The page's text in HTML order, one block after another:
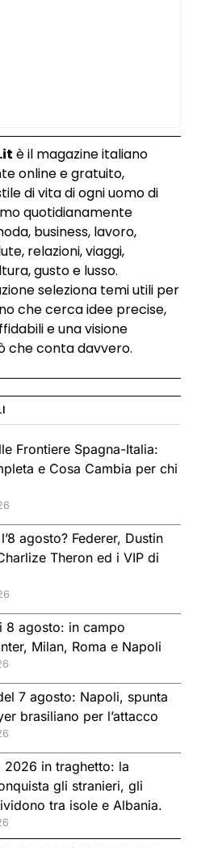
è il magazine italiano
online e gratuito,
di vita di ogni uomo di
quotidianamente
business, lavoro,
relazioni, viaggi,
gusto e lusso.
seleziona temi utili per
che cerca idee precise,
e una visione
che conta davvero.
Frontiere Spagna-Italia:
e Cosa Cambia per chi
agosto? Federer, Dustin
Theron ed i VIP di
8 agosto: in campo
Milan, Roma e Napoli
7 agosto: Napoli, spunta
brasiliano per l’attacco
2026 in traghetto: la
gli stranieri, gli
tra isole e Albania.